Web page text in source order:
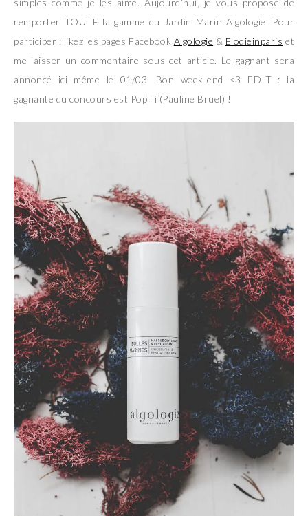
remporter TOUTE la gamme du Jardin Marin Algologie. Pour
participer : likez les pages Facebook Algologie & Elodieinparis et
me laisser un commentaire sous cet article. Le gagnant sera
annoncé ici même le 01/03. Bon week-end <3 EDIT : la
gagnante du concours est Popiiii (Pauline Bruel) !